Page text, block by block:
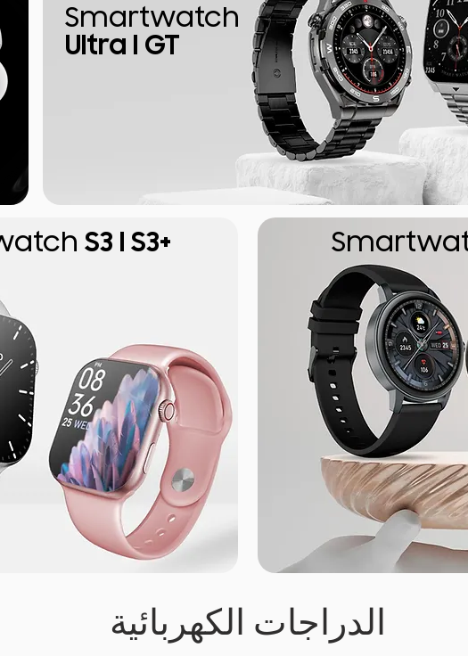
Smartwatch
Ultra I GT
S3 I S3+
الدراجات الكهربائية